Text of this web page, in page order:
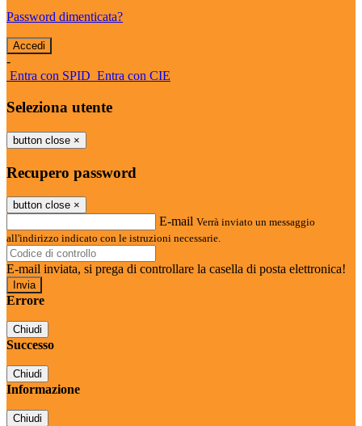
Password dimenticata?
-
Entra con SPID Entra con CIE
Seleziona utente
button close ×
Recupero password
button close ×
E-mail Verrà inviato un messaggio
all'indirizzo indicato con le istruzioni necessarie.
E-mail inviata, si prega di controllare la casella di posta elettronica!
Errore
Chiudi
Successo
Chiudi
Informazione
Chiudi